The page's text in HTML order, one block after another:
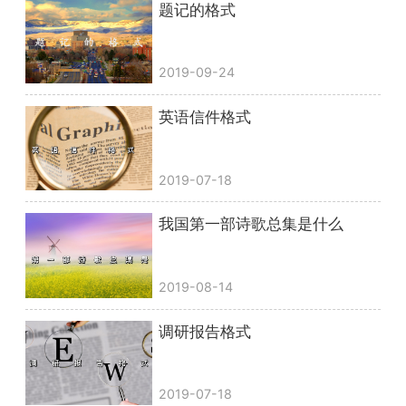
题记的格式
2019-09-24
英语信件格式
2019-07-18
我国第一部诗歌总集是什么
2019-08-14
调研报告格式
2019-07-18